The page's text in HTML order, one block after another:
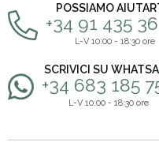
POSSIAMO
+34 91 435
L-V 10:00 - 18:30 ore
SCRIVICI SU
+34 683 185
L-V 10:00 - 18:30 ore